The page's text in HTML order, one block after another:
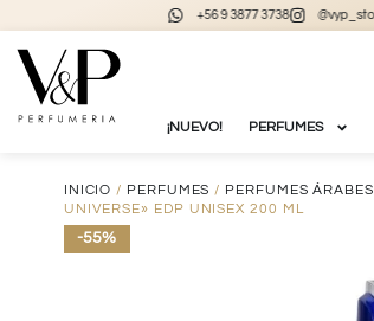
@vyp_store.chile vypstore.cl
¡NUEVO! PERFUMES
INICIO / PERFUMES / PERFUMES ÁRABES
UNIVERSE» EDP UNISEX 200 ML
-55%